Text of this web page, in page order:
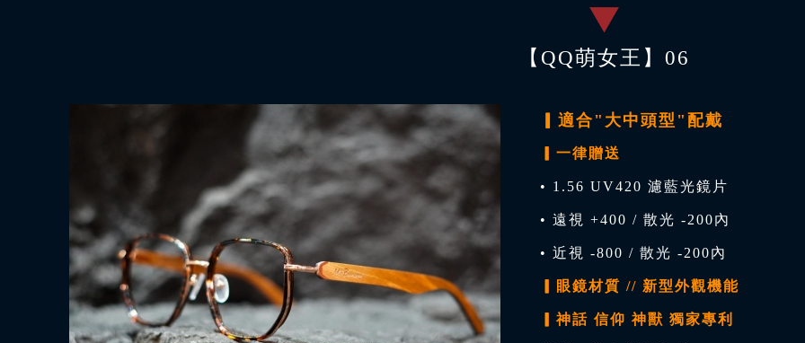
【QQ萌女王】06
▎適合"大中頭型"配戴
▎一律贈送
• 1.56 UV420 濾藍光鏡片
• 遠視 +400 / 散光 -200內
• 近視 -800 / 散光 -200內
▎眼鏡材質 // 新型外觀機能
▎神話 信仰 神獸 獨家專利